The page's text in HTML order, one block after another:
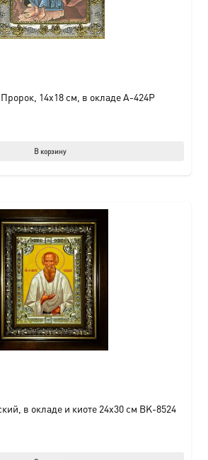
14х18 см, в окладе A-424P
В корзину
в окладе и киоте 24х30 см BK-8524